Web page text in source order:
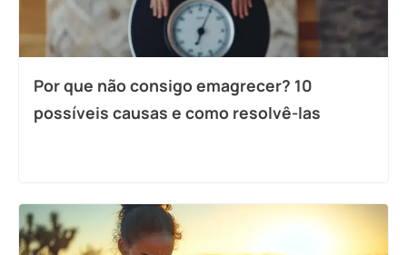
Por que não consigo emagrecer? 10
possíveis causas e como resolvê-las